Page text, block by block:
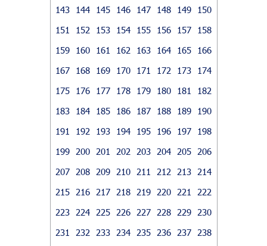
143
144 145 146 147 148 149
150
151
152 153 154 155 156 157
158
159
160 161 162 163 164 165
166
167
168 169 170 171 172 173
174
175
176 177 178 179 180 181
182
183
184 185 186 187 188 189
190
191
192 193 194 195 196 197
198
199
200 201 202 203 204 205
206
207
208 209 210 211 212 213
214
215
216 217 218 219 220 221
222
223
224 225 226 227 228 229
230
231
232 233 234 235 236 237
238